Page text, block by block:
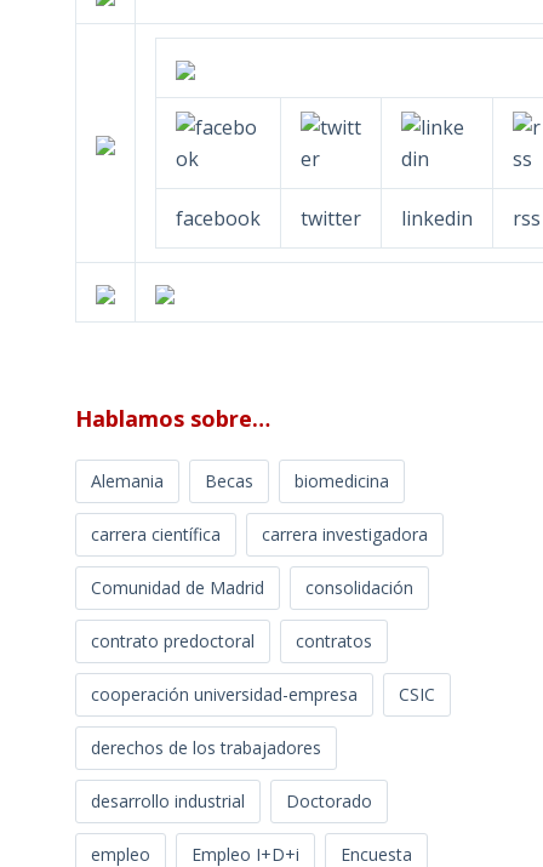
facebook twitter linkedin rss
Hablamos sobre…
Alemania Becas biomedicina
carrera científica carrera investigadora
Comunidad de Madrid consolidación
contrato predoctoral contratos
cooperación universidad-empresa CSIC
derechos de los trabajadores
desarrollo industrial Doctorado
empleo Empleo I+D+i Encuesta